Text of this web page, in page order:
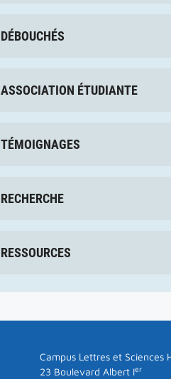
DÉBOUCHÉS
ASSOCIATION ÉTUDIANTE
TÉMOIGNAGES
RECHERCHE
RESSOURCES
Campus Lettres et Sciences
23 Boulevard Albert Ier